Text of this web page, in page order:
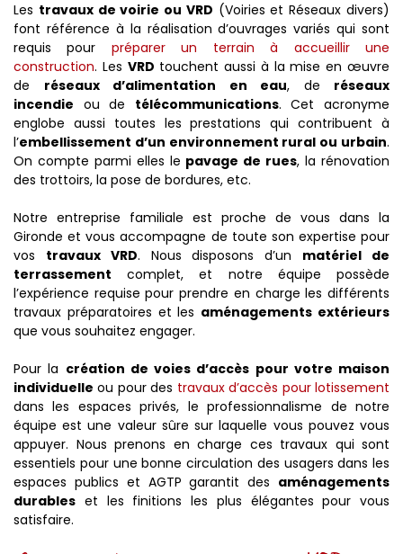
Les travaux de voirie ou VRD (Voiries et Réseaux divers)
font référence à la réalisation d’ouvrages variés qui sont
requis pour préparer un terrain à accueillir une
construction. Les VRD touchent aussi à la mise en œuvre
de réseaux d’alimentation en eau, de réseaux
incendie ou de télécommunications. Cet acronyme
englobe aussi toutes les prestations qui contribuent à
l’embellissement d’un environnement rural ou urbain.
On compte parmi elles le pavage de rues, la rénovation
des trottoirs, la pose de bordures, etc.
Notre entreprise familiale est proche de vous dans la
Gironde et vous accompagne de toute son expertise pour
vos travaux VRD. Nous disposons d’un matériel de
terrassement complet, et notre équipe possède
l’expérience requise pour prendre en charge les différents
travaux préparatoires et les aménagements extérieurs
que vous souhaitez engager.
Pour la création de voies d’accès pour votre maison
individuelle ou pour des travaux d’accès pour lotissement
dans les espaces privés, le professionnalisme de notre
équipe est une valeur sûre sur laquelle vous pouvez vous
appuyer. Nous prenons en charge ces travaux qui sont
essentiels pour une bonne circulation des usagers dans les
espaces publics et AGTP garantit des aménagements
durables et les finitions les plus élégantes pour vous
satisfaire.